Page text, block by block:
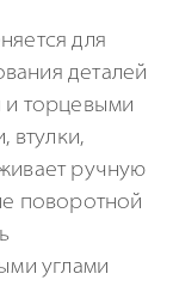
для
деталей
и торцевыми
втулки,
ручную
поворотной
углами